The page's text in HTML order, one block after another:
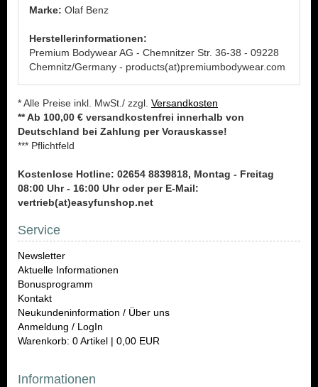
Marke: Olaf Benz
Herstellerinformationen:
Premium Bodywear AG - Chemnitzer Str. 36-38 - 09228
Chemnitz/Germany - products(at)premiumbodywear.com
* Alle Preise inkl. MwSt./ zzgl. Versandkosten
** Ab 100,00 € versandkostenfrei innerhalb von
Deutschland bei Zahlung per Vorauskasse!
*** Pflichtfeld
Kostenlose Hotline: 02654 8839818, Montag - Freitag
08:00 Uhr - 16:00 Uhr oder per E-Mail:
vertrieb(at)easyfunshop.net
Service
Newsletter
Aktuelle Informationen
Bonusprogramm
Kontakt
Neukundeninformation / Über uns
Anmeldung / LogIn
Warenkorb: 0 Artikel | 0,00 EUR
Informationen